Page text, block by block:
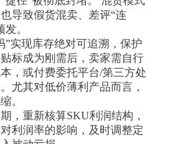
导致假货混卖、差评“连
。
”实现库存绝对可追溯，保护
标成为刚需后，卖家需自行
，或付费委托平台/第三方处
尤其对低价薄利产品而言，
。
，重新核算SKU利润结构，
利润率的影响，及时调整定